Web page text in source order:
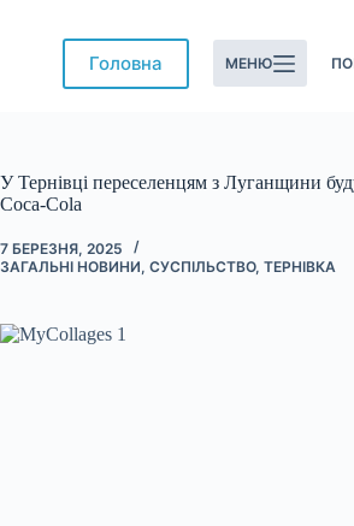
Головна МЕНЮ
У Тернівці переселенцям з Луганщини
Coca-Cola
7 БЕРЕЗНЯ, 2025
ЗАГАЛЬНІ НОВИНИ, СУСПІЛЬСТВО, ТЕРНІВКА